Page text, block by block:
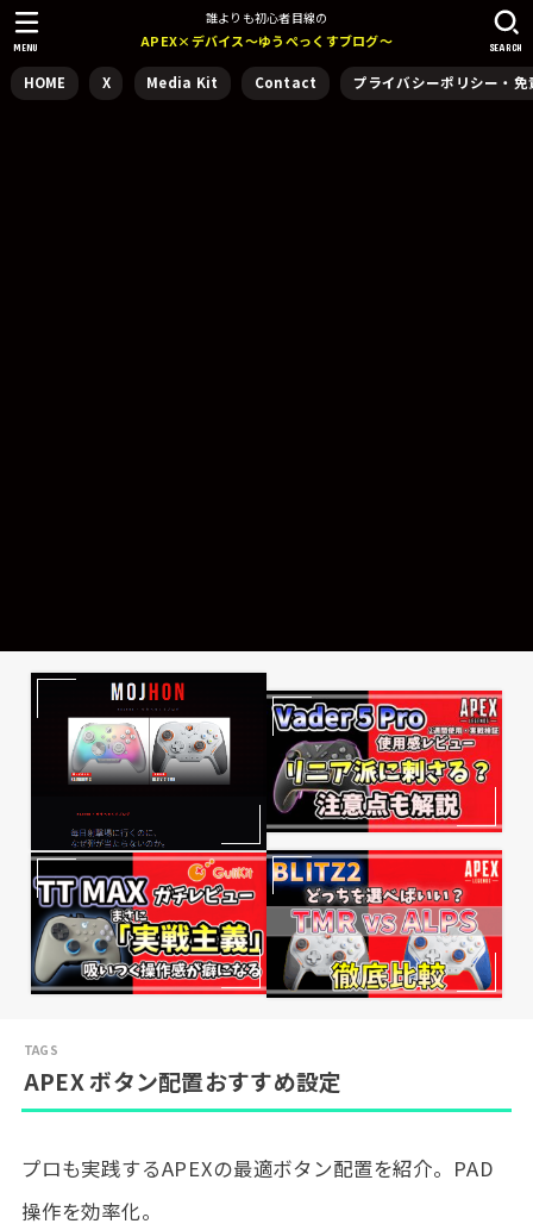
誰よりも初心者目線の
APEX×デバイス～ゆうぺっくすブログ～
HOME X Media Kit Contact プライバシーポリシー・免
SEARCH
MENU
APEX ボタン配置おすすめ設定
プロも実践するAPEXの最適ボタン配置を紹介。PAD
操作を効率化。